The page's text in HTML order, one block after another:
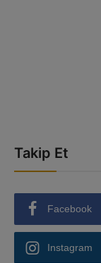
Takip Et
Facebook
Instagram